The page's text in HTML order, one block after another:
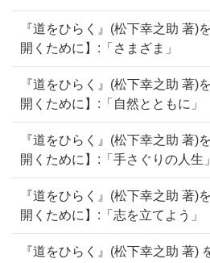
『道をひらく』(松下幸之助 著)
開くために】:「さまざま」
『道をひらく』(松下幸之助 著)
開くために】:「自然とともに」
『道をひらく』(松下幸之助 著)
開くために】:「手さぐりの人生」
『道をひらく』(松下幸之助 著)
開くために】:「志を立てよう」
『道をひらく』(松下幸之助 著)